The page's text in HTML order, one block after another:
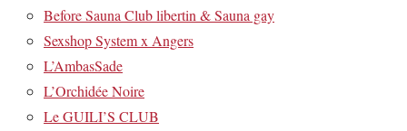
Before Sauna Club libertin & Sauna gay
Sexshop System x Angers
L’AmbasSade
L’Orchidée Noire
Le GUILI’S CLUB